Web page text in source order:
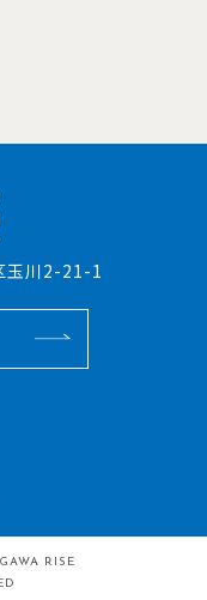
玉川2-21-1
RISE